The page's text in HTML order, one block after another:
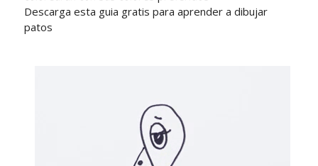
Descarga esta guia gratis para aprender a dibujar
patos